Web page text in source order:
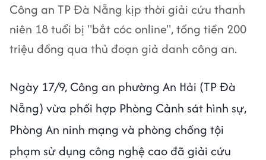
Công an TP Đà Nẵng kịp thời giải cứu thanh
niên 18 tuổi bị "bắt cóc online", tống tiền 200
triệu đồng qua thủ đoạn giả danh công an.
Ngày 17/9, Công an phường An Hải (TP Đà
Nẵng) vừa phối hợp Phòng Cảnh sát hình sự,
Phòng An ninh mạng và phòng chống tội
phạm sử dụng công nghệ cao đã giải cứu